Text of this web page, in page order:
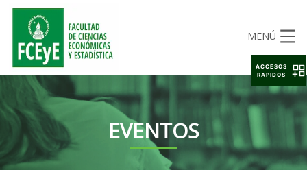
MENÚ
EVENTOS
ACCESOS
RAPIDOS